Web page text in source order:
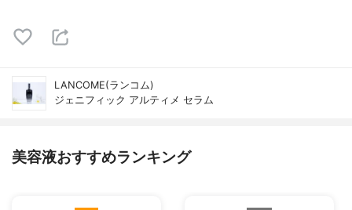
LANCOME(ランコム)
ジェニフィック アルティメ セラム
美容液おすすめランキング